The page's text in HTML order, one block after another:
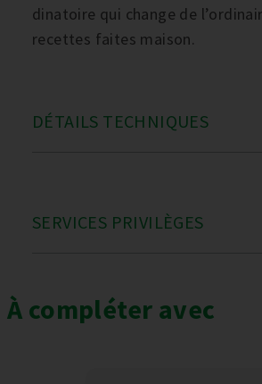
dinatoire qui change de
recettes faites maison.
DÉTAILS TECHNIQUES
SERVICES PRIVILÈGES
À compléter avec